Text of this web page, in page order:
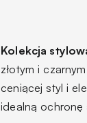
Kolekcja
złotym i
ceniącej styl i
idealną ochronę